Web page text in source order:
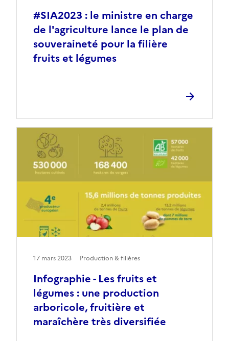
#SIA2023 : le ministre en charge
de l'agriculture lance le plan de
souveraineté pour la filière
fruits et légumes
Infographie - Les fruits et
légumes : une production
arboricole, fruitière et
maraîchère très diversifiée
17 mars 2023 Production & filières